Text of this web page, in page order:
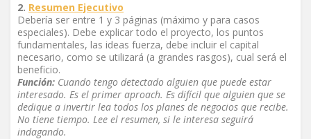
2. Resumen Ejecutivo
Debería ser entre 1 y 3 páginas (máximo y para casos
especiales). Debe explicar todo el proyecto, los puntos
fundamentales, las ideas fuerza, debe incluir el capital
necesario, como se utilizará (a grandes rasgos), cual será el
beneficio.
Función: Cuando tengo detectado alguien que puede estar
interesado. Es el primer aproach. Es difícil que alguien que se
dedique a invertir lea todos los planes de negocios que recibe.
No tiene tiempo. Lee el resumen, si le interesa seguirá
indagando.